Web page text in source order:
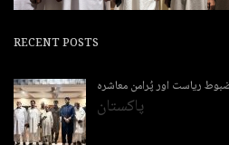
RECENT POSTS
ریاست اور پُرامن معاشرہ
پاکستان